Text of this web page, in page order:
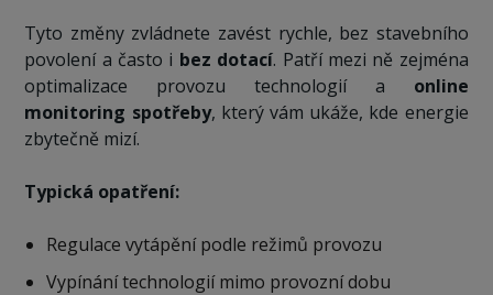
Tyto změny zvládnete zavést rychle, bez stavebního
povolení a často i bez dotací. Patří mezi ně zejména
optimalizace provozu technologií a online
monitoring spotřeby, který vám ukáže, kde energie
zbytečně mizí.
Typická opatření:
Regulace vytápění podle režimů provozu
Vypínání technologií mimo provozní dobu